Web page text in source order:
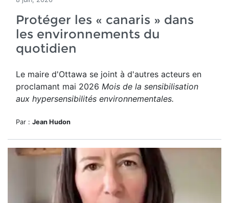
Protéger les « canaris » dans
les environnements du
quotidien
Le maire d'Ottawa se joint à d'autres acteurs en
proclamant mai 2026 Mois de la sensibilisation
aux hypersensibilités environnementales.
Par : Jean Hudon